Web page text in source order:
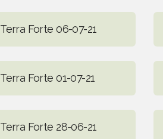
Terra Forte 06-07-21
Terra Forte 01-07-21
Terra Forte 28-06-21